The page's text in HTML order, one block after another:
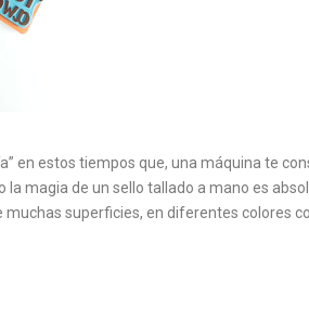
en estos tiempos que, una máquina te
la magia de un sello tallado a mano es
superficies, en diferentes colores